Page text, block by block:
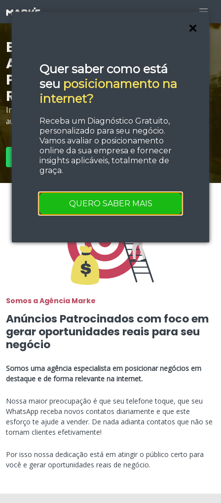
Quer saber como está
seu posicionamento na
internet?
Receba um Diagnóstico Gratuito,
personalizado para seu negócio.
Vamos avaliar o posicionamento
online da sua empresa e fornecer
insights aplicáveis, totalmente de
graça.
QUERO SABER MAIS
Está procurando por
Agência de Anúncios
Patrocinados em Franco da
Rocha?
Invista em estratégias de tráfego e performance e
aumente sua força de vendas!
SOLICITAR ORÇAMENTO
Somos a Agência Marke
Anúncios Patrocinados com foco em
gerar oportunidades reais para seu
negócio
Somos uma agência especialista em posicionar negócios em
destaque e de forma relevante na internet.
Nossa maior preocupação é que seu telefone toque, que seu
WhatsApp receba novos contatos diariamente e que este
esforço te ajude a vender. De nada adianta contatos que não se
tornam clientes efetivamente!
Por isso nossa dedicação está em atingir o público certo para
você e gerar oportunidades reais de negócio.